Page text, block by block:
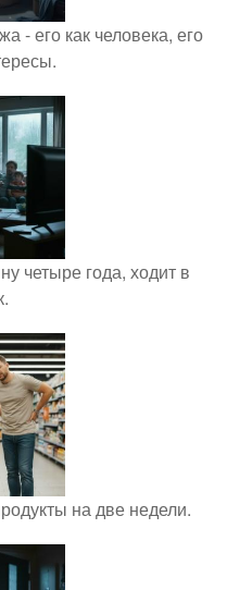
- его как человека, его
четыре года, ходит в
на две недели.